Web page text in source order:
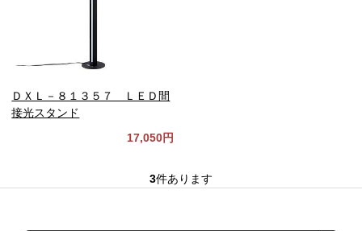
ＤＸＬ－８１３５７ ＬＥＤ間
接光スタンド
17,050円
3件あります